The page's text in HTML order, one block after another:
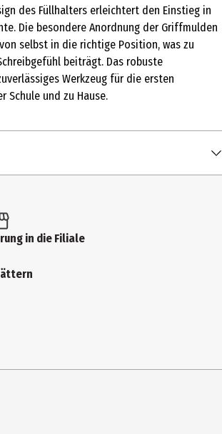
des Füllhalters erleichtert den Einstieg in
Die besondere Anordnung der Griffmulden
selbst in die richtige Position, was zu
beiträgt. Das robuste
Werkzeug für die ersten
Schule und zu Hause.
in die Filiale